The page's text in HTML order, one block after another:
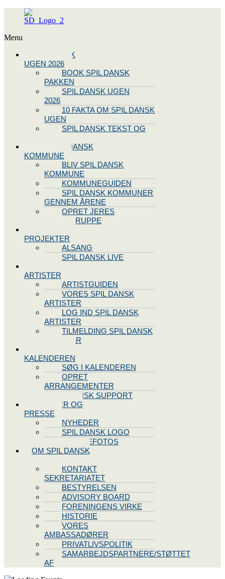
Menu
SPIL DANSK
UGEN 2026
BOOK SPIL DANSK
PAKKEN
SPIL DANSK UGEN
2026
10 FAKTA OM SPIL DANSK
UGEN
SPIL DANSK TEKST OG
BLIV SPIL DANSK
KOMMUNE
BLIV SPIL DANSK
KOMMUNE
KOMMUNEGUIDEN
SPIL DANSK KOMMUNER
GENNEM ÅRENE
OPRET JERES
STYREGRUPPE
PROJEKTER
ALSANG
SPIL DANSK LIVE
ARTISTER
ARTISTGUIDEN
VORES SPIL DANSK
ARTISTER
LOG IND SPIL DANSK
ARTISTER
TILMELDING SPIL DANSK
ARTISTER
KALENDEREN
SØG I KALENDEREN
OPRET
ARRANGEMENTER
TEKNISK SUPPORT
NYHEDER OG
PRESSE
NYHEDER
SPIL DANSK LOGO
PRESSEFOTOS
OM SPIL DANSK
KONTAKT
SEKRETARIATET
BESTYRELSEN
ADVISORY BOARD
FORENINGENS VIRKE
HISTORIE
VORES
AMBASSADØRER
PRIVATLIVSPOLITIK
SAMARBEJDSPARTNERE/STØTTET
AF